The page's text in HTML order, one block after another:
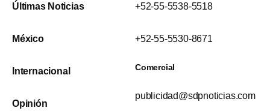
Últimas Noticias
México
Internacional
Opinión
+52-55-5538-5518
+52-55-5530-8671
Comercial
publicidad@sdpnoticias.com